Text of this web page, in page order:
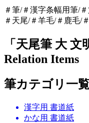
＃筆/＃漢字条幅用筆/
＃天尾/＃羊毛/＃鹿毛/
「天尾筆 大
Relation Items
筆カテゴリ一
漢字用 書道紙
かな用 書道紙